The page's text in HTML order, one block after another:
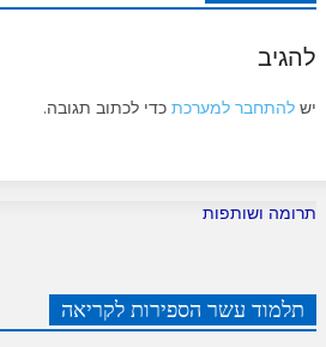
להגיב
יש להתחבר למערכת כדי לכתוב תגובה.
תרומה ושותפות
תלמוד עשר הספירות לקריאה